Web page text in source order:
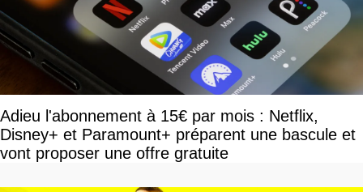
Adieu l'abonnement à 15€ par mois : Netflix,
Disney+ et Paramount+ préparent une bascule et
vont proposer une offre gratuite